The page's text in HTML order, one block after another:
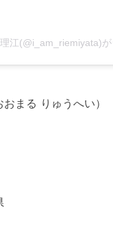
江(@i_am_riemiyata)
まる りゅうへい）